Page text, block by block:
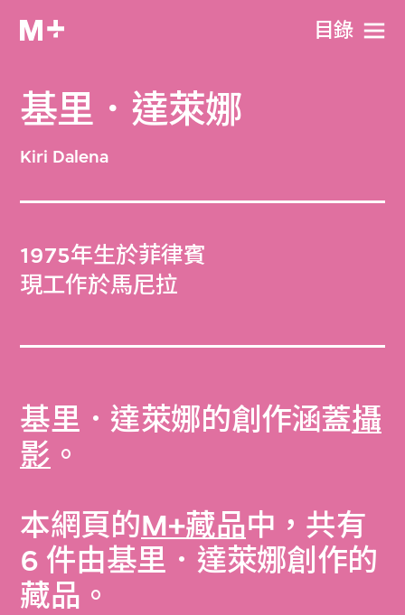
目​錄
基里．達萊娜
Kiri Dalena
1975年生於菲律賓
現工作於馬尼拉
基里．達萊娜的創作涵蓋攝
影 。
本網頁的M+藏品中，共有
6 件由基里．達萊娜創作的
藏品。